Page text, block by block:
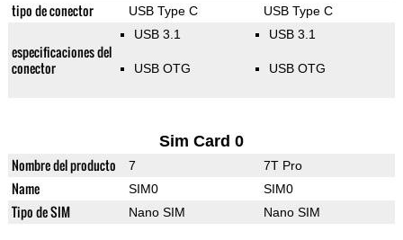
tipo de conector USB Type C USB Type C
especificaciones del
conector
USB 3.1
USB OTG
USB 3.1
USB OTG
Sim Card 0
Nombre del producto 7 7T Pro
Name SIM0 SIM0
Tipo de SIM Nano SIM Nano SIM